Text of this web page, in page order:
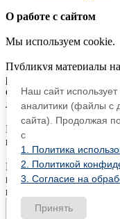
О работе с сайтом
Мы используем cookie.
Публикуя материалы
разработки и др.),
ответственность за
любых спорных
При этом редакция
поддержку как в
Если вы обнаружили,
используются
материалы будут
Наш сайт
аналитики (файлы с
сайта). Продолжая
с
1. Политика
2. Политикой
3. Согласие на
Принять